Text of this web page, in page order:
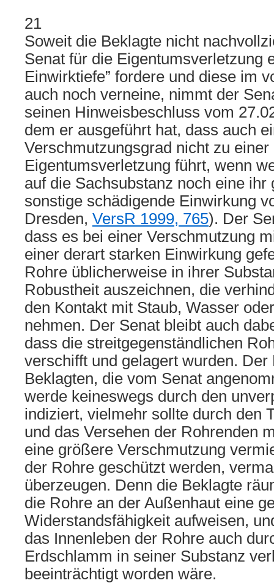
21
Soweit die Beklagte nicht
Senat für die Eigentumsverletzung
Einwirktiefe” fordere und diese im
auch noch verneine, nimmt der
seinen Hinweisbeschluss vom
dem er ausgeführt hat, dass auch
Verschmutzungsgrad nicht zu einer
Eigentumsverletzung führt, wenn
auf die Sachsubstanz noch eine ihr
sonstige schädigende Einwirkung
Dresden, VersR 1999, 765). Der
dass es bei einer Verschmutzung
einer derart starken Einwirkung
Rohre üblicherweise in ihrer
Robustheit auszeichnen, die
den Kontakt mit Staub, Wasser
nehmen. Der Senat bleibt auch
dass die streitgegenständlichen
verschifft und gelagert wurden. Der
Beklagten, die vom Senat
werde keineswegs durch den
indiziert, vielmehr sollte durch den
und das Versehen der Rohrenden
eine größere Verschmutzung
der Rohre geschützt werden,
überzeugen. Denn die Beklagte
die Rohre an der Außenhaut eine
Widerstandsfähigkeit aufweisen,
das Innenleben der Rohre auch
Erdschlamm in seiner Substanz
beeinträchtigt worden wäre.